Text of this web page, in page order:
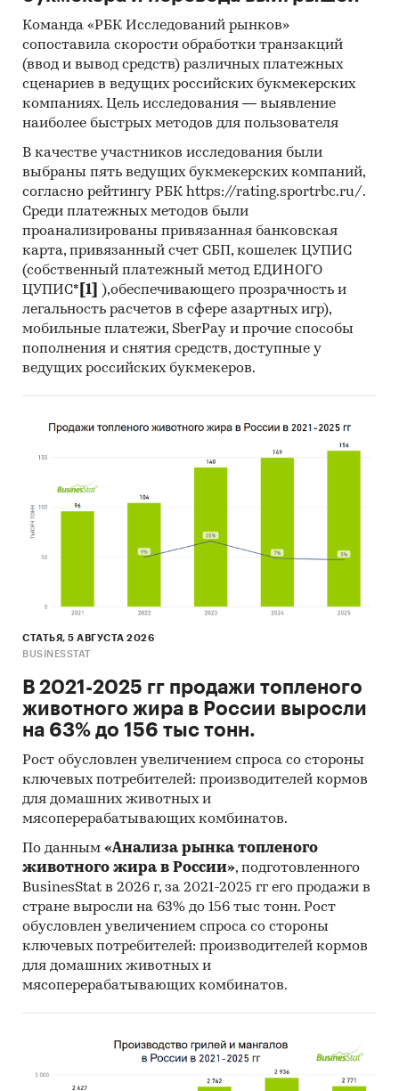
аналитика
Прогноз ГидМаркет. Современные
статистические методы прогнозирования с
поправкой на мнение экспертов.
Отчет отражает мнение авторов и не является
инвестиционной рекомендацией
Категории: Потребительские товары / ... /
Медицинские изделия / Шприцы
Промышленность / Фармацевтика
Медицинские изделия
Промышленность / ... / Медицинские изделия /
Шприцы
Россия
Пандемия
Команда «РБК Исследований рынков»
сопоставила скорости обработки транзакций
(ввод и вывод средств) различных платежных
сценариев в ведущих российских букмекерских
компаниях. Цель исследования — выявление
наиболее быстрых методов для пользователя
В качестве участников исследования были
выбраны пять ведущих букмекерских компаний,
согласно рейтингу РБК https://rating.sportrbc.ru/.
Среди платежных методов были
проанализированы привязанная банковская
карта, привязанный счет СБП, кошелек ЦУПИС
(собственный платежный метод ЕДИНОГО
ЦУПИС* [1]
),обеспечивающего прозрачность и
легальность расчетов в сфере азартных игр),
мобильные платежи, SberPay и прочие способы
пополнения и снятия средств, доступные у
ведущих российских букмекеров.
СТАТЬЯ, 5 АВГУСТА 2026
BUSINESSTAT
В 2021-2025 гг продажи топленого
животного жира в России выросли
на 63% до 156 тыс тонн.
Рост обусловлен увеличением спроса со стороны
ключевых потребителей: производителей кормов
для домашних животных и
мясоперерабатывающих комбинатов.
По данным «Анализа рынка топленого
животного жира в России», подготовленного
BusinesStat в 2026 г, за 2021-2025 гг его продажи в
стране выросли на 63% до 156 тыс тонн. Рост
обусловлен увеличением спроса со стороны
ключевых потребителей: производителей кормов
для домашних животных и
мясоперерабатывающих комбинатов.